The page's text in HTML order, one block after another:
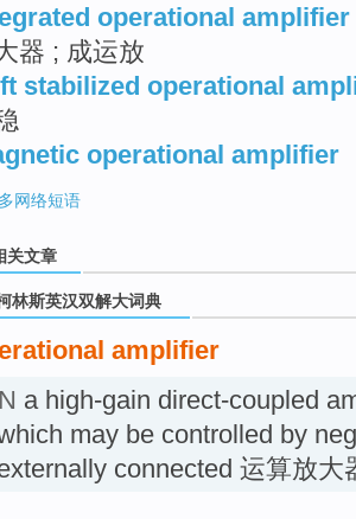
operational amplifier
器 ; 成运放
stabilized operational
operational amplifier
网络短语
关文章
林斯英汉双解大词典
amplifier
N a high-gain direct-coupled
may be controlled by
connected 运算放大